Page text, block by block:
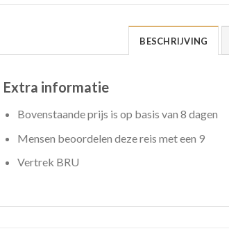
BESCHRIJVING
Extra informatie
Bovenstaande prijs is op basis van 8 dagen
Mensen beoordelen deze reis met een 9
Vertrek BRU